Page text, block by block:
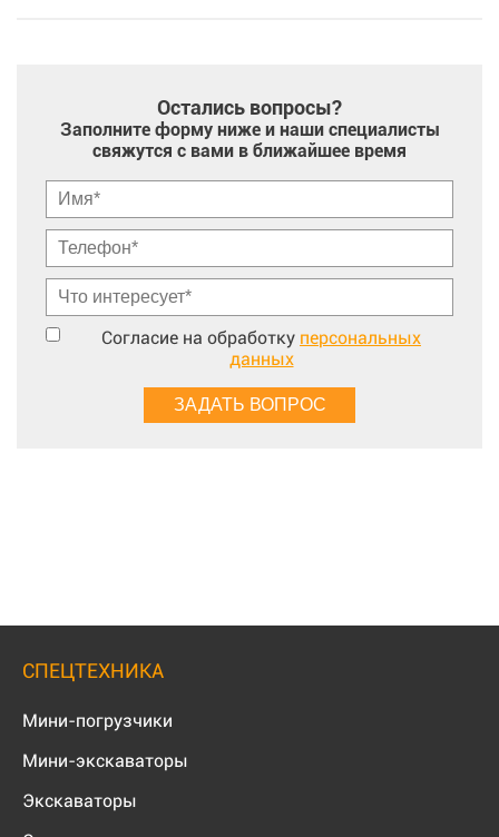
Остались вопросы?
Заполните форму ниже и наши специалисты
свяжутся с вами в ближайшее время
Согласие на обработку персональных
данных
СПЕЦТЕХНИКА
Мини-погрузчики
Мини-экскаваторы
Экскаваторы